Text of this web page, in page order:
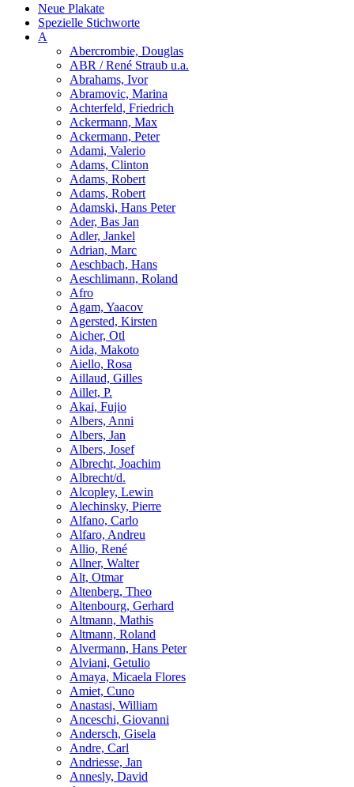
Neue Plakate
Spezielle Stichworte
A
Abercrombie, Douglas
ABR / René Straub u.a.
Abrahams, Ivor
Abramovic, Marina
Achterfeld, Friedrich
Ackermann, Max
Ackermann, Peter
Adami, Valerio
Adams, Clinton
Adams, Robert
Adams, Robert
Adamski, Hans Peter
Ader, Bas Jan
Adler, Jankel
Adrian, Marc
Aeschbach, Hans
Aeschlimann, Roland
Afro
Agam, Yaacov
Agersted, Kirsten
Aicher, Otl
Aida, Makoto
Aiello, Rosa
Aillaud, Gilles
Aillet, P.
Akai, Fujio
Albers, Anni
Albers, Jan
Albers, Josef
Albrecht, Joachim
Albrecht/d.
Alcopley, Lewin
Alechinsky, Pierre
Alfano, Carlo
Alfaro, Andreu
Allio, René
Allner, Walter
Alt, Otmar
Altenberg, Theo
Altenbourg, Gerhard
Altmann, Mathis
Altmann, Roland
Alvermann, Hans Peter
Alviani, Getulio
Amaya, Micaela Flores
Amiet, Cuno
Anastasi, William
Anceschi, Giovanni
Andersch, Gisela
Andre, Carl
Andriesse, Jan
Annesly, David